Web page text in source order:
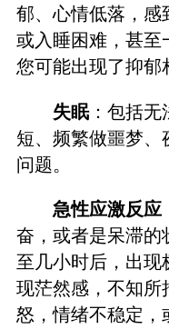
郁、心情低落，感
或入睡困难，甚至
您可能出现了抑郁
失眠：包括无
短、频繁做噩梦、
问题。
急性应激反应
奋，或者是呆滞的
至几小时后，出现
现茫然感，不知所
怒，情绪不稳定，